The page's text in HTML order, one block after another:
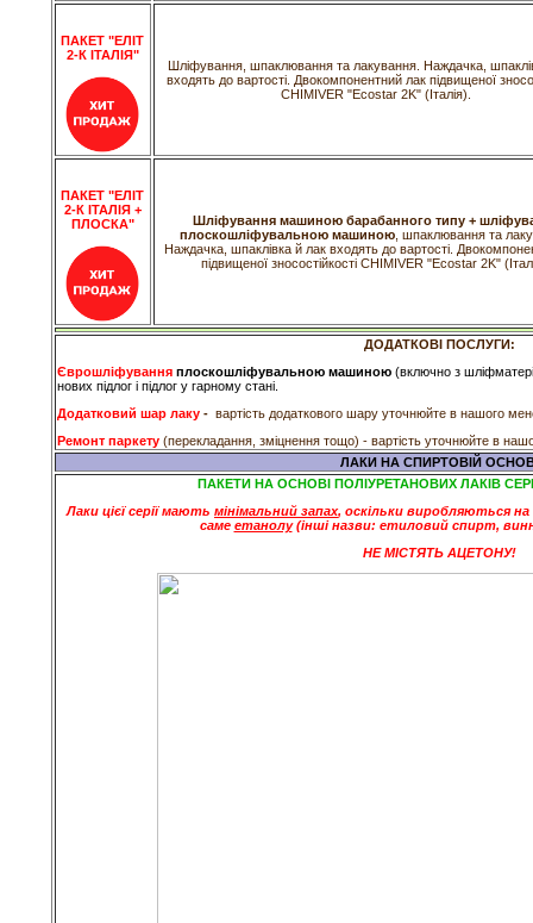
ПАКЕТ "ЕЛІТ
2-К ІТАЛІЯ"
Шліфування, шпаклювання та лакування. Наждачка,
входять до вартості. Двокомпонентний лак підвищеної
CHIMIVER "Ecostar 2K" (Італія).
ПАКЕТ "ЕЛІТ
2-К ІТАЛІЯ+
ПЛОСКА"
Шліфування машиною барабанного типу +
плоскошліфувальною машиною , шпаклювання та
Наждачка, шпаклівка й лак входять до вартості.
підвищеної зносостійкості CHIMIVER "Ecostar 2K"
ДОДАТКОВІ ПОСЛУГИ:
Єврошліфування плоскошліфувальною машиною(включно з
нових підлог і підлог у гарному стані.
Додатковий шар лаку- вартість додаткового шару уточнюйте в нашого
Ремонт паркету(перекладання, зміцнення тощо) - вартість уточнюйте в
ЛАКИ НА СПИРТОВІЙ
ПАКЕТИ НА ОСНОВІ ПОЛІУРЕТАНОВИХ ЛАКІВ
Лаки цієї серії мають мінімальний запах, оскільки виробляються на
саме етанолу(інші назви: етиловий спирт,
НЕ МІСТЯТЬ АЦЕТОНУ!